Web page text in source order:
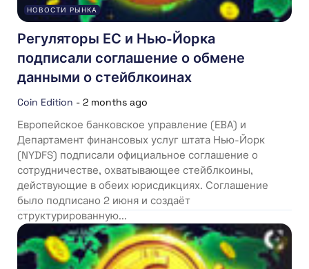
НОВОСТИ РЫНКА
Регуляторы ЕС и Нью-Йорка
подписали соглашение о обмене
данными о стейблкоинах
Coin Edition - 2 months ago
Европейское банковское управление (EBA) и
Департамент финансовых услуг штата Нью-Йорк
(NYDFS) подписали официальное соглашение о
сотрудничестве, охватывающее стейблкоины,
действующие в обеих юрисдикциях. Соглашение
было подписано 2 июня и создаёт
структурированную...